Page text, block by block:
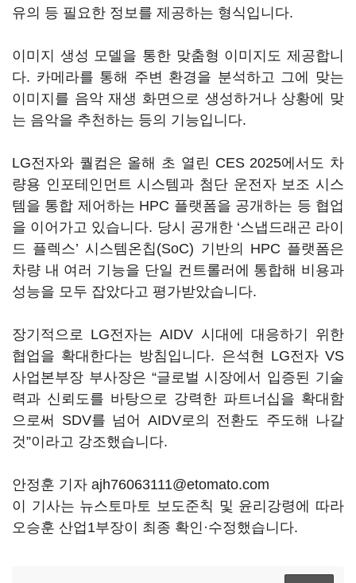
유의 등 필요한 정보를 제공하는 형식입니다.
이미지 생성 모델을 통한 맞춤형 이미지도 제공합니
다. 카메라를 통해 주변 환경을 분석하고 그에 맞는
이미지를 음악 재생 화면으로 생성하거나 상황에 맞
는 음악을 추천하는 등의 기능입니다.
LG전자와 퀄컴은 올해 초 열린 CES 2025에서도 차
량용 인포테인먼트 시스템과 첨단 운전자 보조 시스
템을 통합 제어하는 HPC 플랫폼을 공개하는 등 협업
을 이어가고 있습니다. 당시 공개한 ‘스냅드래곤 라이
드 플렉스’ 시스템온칩(SoC) 기반의 HPC 플랫폼은
차량 내 여러 기능을 단일 컨트롤러에 통합해 비용과
성능을 모두 잡았다고 평가받았습니다.
장기적으로 LG전자는 AIDV 시대에 대응하기 위한
협업을 확대한다는 방침입니다. 은석현 LG전자 VS
사업본부장 부사장은 “글로벌 시장에서 입증된 기술
력과 신뢰도를 바탕으로 강력한 파트너십을 확대함
으로써 SDV를 넘어 AIDV로의 전환도 주도해 나갈
것”이라고 강조했습니다.
안정훈 기자 ajh76063111@etomato.com
이 기사는 뉴스토마토 보도준칙 및 윤리강령에 따라
오승훈 산업1부장이 최종 확인·수정했습니다.